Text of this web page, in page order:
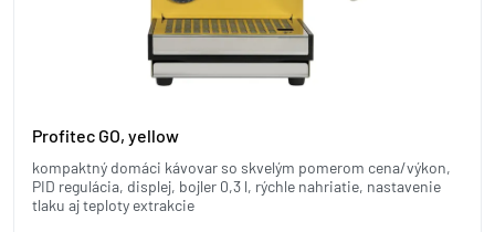
Profitec GO, yellow
kompaktný domáci kávovar so skvelým pomerom cena/výkon,
PID regulácia, displej, bojler 0,3 l, rýchle nahriatie, nastavenie
tlaku aj teploty extrakcie